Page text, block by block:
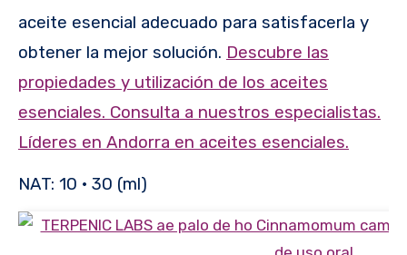
aceite esencial adecuado para satisfacerla y
obtener la mejor solución. Descubre las
propiedades y utilización de los aceites
esenciales. Consulta a nuestros especialistas.
Líderes en Andorra en aceites esenciales.
NAT: 10 · 30 (ml)